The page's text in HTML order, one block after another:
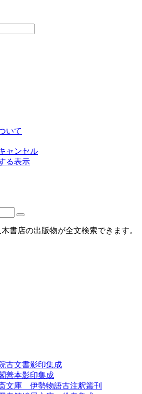
いて
ャンセル
る表示
書店の出版物が全文検索できます。
古文書影印集成
善本影印集成
文庫 伊勢物語古注釈叢刊